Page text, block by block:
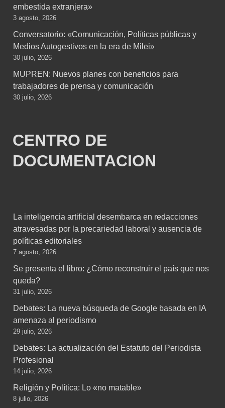
embestida extranjera»
3 agosto, 2026
Conversatorio: «Comunicación, Políticas públicas y
Medios Autogestivos en la era de Milei»
30 julio, 2026
MUPREN: Nuevos planes con beneficios para
trabajadores de prensa y comunicación
30 julio, 2026
CENTRO DE
DOCUMENTACION
La inteligencia artificial desembarca en redacciones
atravesadas por la precariedad laboral y ausencia de
políticas editoriales
7 agosto, 2026
Se presenta el libro: ¿Cómo reconstruir el país que nos
queda?
31 julio, 2026
Debates: La nueva búsqueda de Google basada en IA
amenaza al periodismo
29 julio, 2026
Debates: La actualización del Estatuto del Periodista
Profesional
14 julio, 2026
Religión y Política: Lo «no matable»
8 julio, 2026